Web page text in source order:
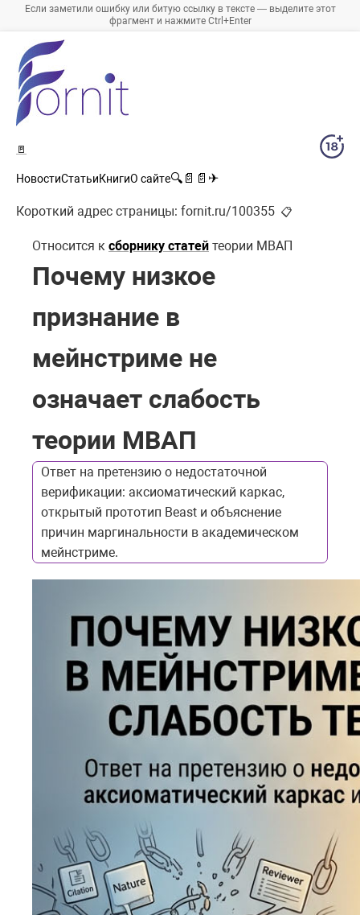
Если заметили ошибку или битую ссылку в тексте — выделите этот
фрагмент и нажмите Ctrl+Enter
🚪
НовостиСтатьиКнигиО сайте🔍 📄 📄 ✈
Короткий адрес страницы: fornit.ru/100355 📋
Относится к сборнику статей теории МВАП
Почему низкое
признание в
мейнстриме не
означает слабость
теории МВАП
Ответ на претензию о недостаточной
верификации: аксиоматический каркас,
открытый прототип Beast и объяснение
причин маргинальности в академическом
мейнстриме.